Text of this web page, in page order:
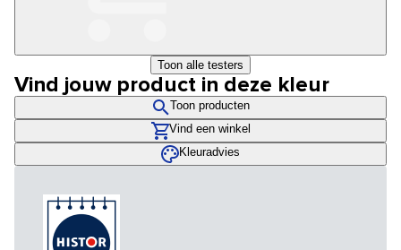
Toon alle testers
Vind jouw product in deze kleur
Toon producten
Vind een winkel
Kleuradvies